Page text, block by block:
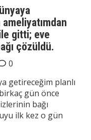
gitti; eve
çözüldü.
0
getireceğim planlı
gün önce
bağı
ilk kez o gün